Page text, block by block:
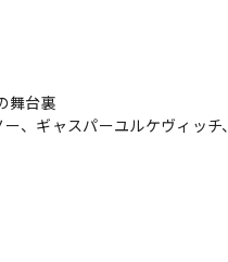
舞台裏
、ギャスパーユルケヴィッ